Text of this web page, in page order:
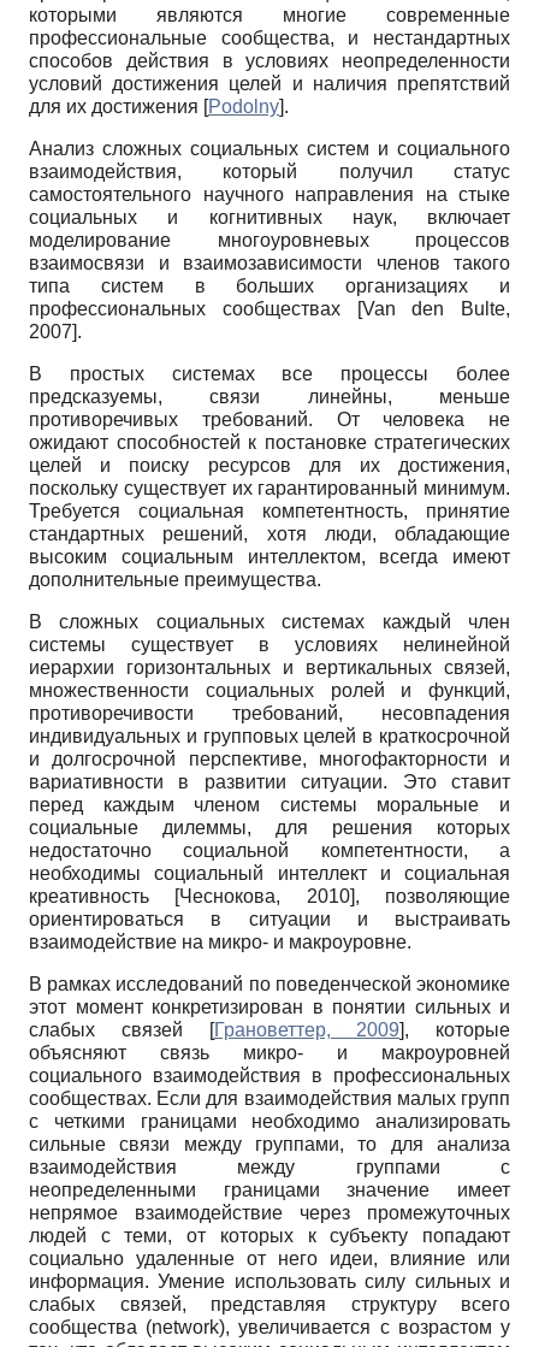
которыми являются многие современные
профессиональные сообщества, и нестандартных
способов действия в условиях неопределенности
условий достижения целей и наличия препятствий
для их достижения [Podolny].
Анализ сложных социальных систем и социального
взаимодействия, который получил статус
самостоятельного научного направления на стыке
социальных и когнитивных наук, включает
моделирование многоуровневых процессов
взаимосвязи и взаимозависимости членов такого
типа систем в больших организациях и
профессиональных сообществах
[Van den Bulte,
2007].
В простых системах все процессы более
предсказуемы, связи линейны, меньше
противоречивых требований. От человека не
ожидают способностей к постановке стратегических
целей и поиску ресурсов для их достижения,
поскольку существует их гарантированный минимум.
Требуется социальная компетентность, принятие
стандартных решений, хотя люди, обладающие
высоким социальным интеллектом, всегда имеют
дополнительные преимущества.
В сложных социальных системах каждый член
системы существует в условиях нелинейной
иерархии горизонтальных и вертикальных связей,
множественности социальных ролей и функций,
противоречивости требований, несовпадения
индивидуальных и групповых целей в краткосрочной
и долгосрочной перспективе, многофакторности и
вариативности в развитии ситуации. Это ставит
перед каждым членом системы моральные и
социальные дилеммы, для решения которых
недостаточно социальной компетентности, а
необходимы социальный интеллект и социальная
креативность [Чеснокова, 2010], позволяющие
ориентироваться в ситуации и выстраивать
взаимодействие на микро- и макроуровне.
В рамках исследований по поведенческой экономике
этот момент конкретизирован в понятии сильных и
слабых связей
[Грановеттер, 2009], которые
объясняют связь микро- и макроуровней
социального взаимодействия в профессиональных
сообществах. Если для взаимодействия малых групп
с четкими границами необходимо анализировать
сильные связи между группами, то для анализа
взаимодействия между группами с
неопределенными границами значение имеет
непрямое взаимодействие через промежуточных
людей с теми, от которых к субъекту попадают
социально удаленные от него идеи, влияние или
информация. Умение использовать силу сильных и
слабых связей, представляя структуру всего
сообщества (network), увеличивается с возрастом у